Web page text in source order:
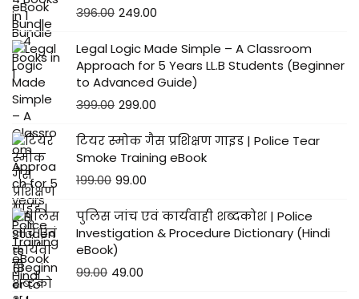
396.00 249.00
Legal Logic Made Simple – A Classroom
Approach for 5 Years LL.B Students (Beginner
to Advanced Guide)
399.00 299.00
टियर स्मोक गैस प्रशिक्षण गाइड | Police Tear
Smoke Training eBook
199.00 99.00
पुलिस जांच एवं कार्यवाही शब्दकोश | Police
Investigation & Procedure Dictionary (Hindi
eBook)
99.00 49.00